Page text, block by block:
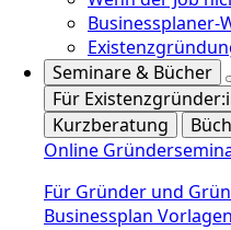
Businessplaner-
Seminare & Bücher
Für
Kurzberatung
Online
Für Gründer und
Businessplan